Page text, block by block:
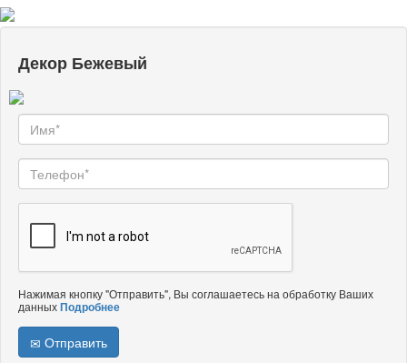
Декор Бежевый
Нажимая кнопку "Отправить", Вы соглашаетесь на обработку Ваших
данныхПодробнее
Отправить